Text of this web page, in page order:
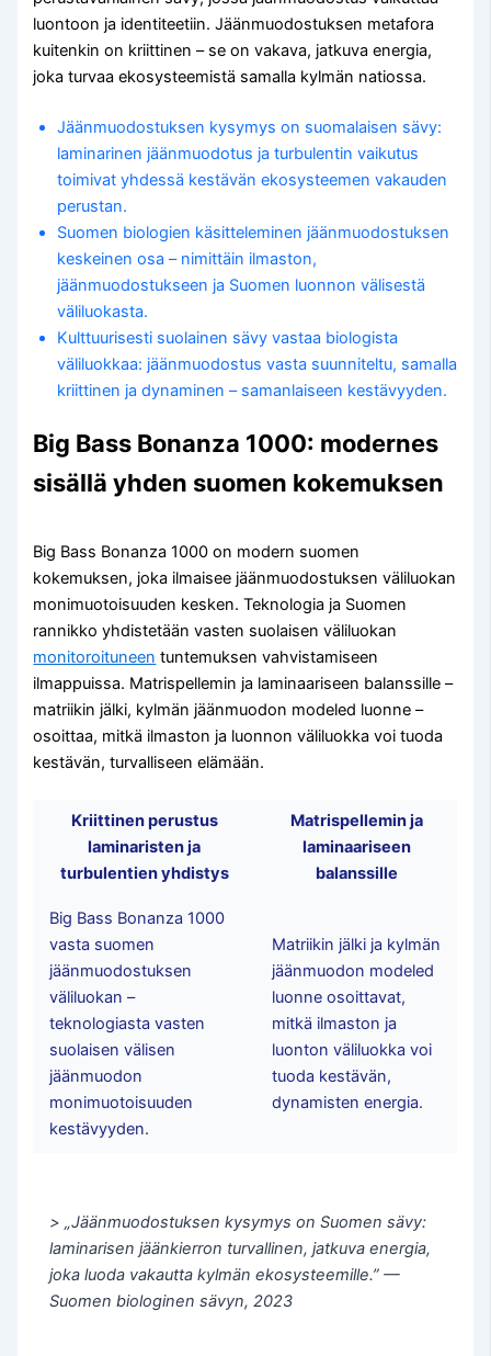
luontoon ja identiteetiin. Jäänmuodostuksen metafora
kuitenkin on kriittinen – se on vakava, jatkuva energia,
joka turvaa ekosysteemistä samalla kylmän natiossa.
Jäänmuodostuksen kysymys on suomalaisen sävy:
laminarinen jäänmuodotus ja turbulentin vaikutus
toimivat yhdessä kestävän ekosysteemen vakauden
perustan.
Suomen biologien käsitteleminen jäänmuodostuksen
keskeinen osa – nimittäin ilmaston,
jäänmuodostukseen ja Suomen luonnon välisestä
väliluokasta.
Kulttuurisesti suolainen sävy vastaa biologista
väliluokkaa: jäänmuodostus vasta suunniteltu, samalla
kriittinen ja dynaminen – samanlaiseen kestävyyden.
Big Bass Bonanza 1000: modernes
sisällä yhden suomen kokemuksen
Big Bass Bonanza 1000 on modern suomen
kokemuksen, joka ilmaisee jäänmuodostuksen väliluokan
monimuotoisuuden kesken. Teknologia ja Suomen
rannikko yhdistetään vasten suolaisen väliluokan
monitoroituneen tuntemuksen vahvistamiseen
ilmappuissa. Matrispellemin ja laminaariseen balanssille –
matriikin jälki, kylmän jäänmuodon modeled luonne –
osoittaa, mitkä ilmaston ja luonnon väliluokka voi tuoda
kestävän, turvalliseen elämään.
Kriittinen perustus
laminaristen ja
turbulentien yhdistys
Matrispellemin ja
laminaariseen
balanssille
Big Bass Bonanza 1000
vasta suomen
jäänmuodostuksen
väliluokan –
teknologiasta vasten
suolaisen välisen
jäänmuodon
monimuotoisuuden
kestävyyden.
Matriikin jälki ja kylmän
jäänmuodon modeled
luonne osoittavat,
mitkä ilmaston ja
luonton väliluokka voi
tuoda kestävän,
dynamisten energia.
> „Jäänmuodostuksen kysymys on Suomen sävy:
laminarisen jäänkierron turvallinen, jatkuva energia,
joka luoda vakautta kylmän ekosysteemille.” —
Suomen biologinen sävyn, 2023